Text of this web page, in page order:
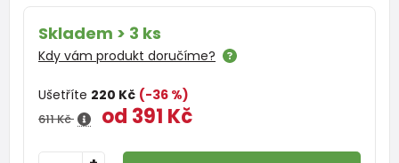
Skladem > 3 ks
Kdy vám produkt doručíme?
Ušetříte 220 Kč (-36 %)
611 Kč od 391 Kč